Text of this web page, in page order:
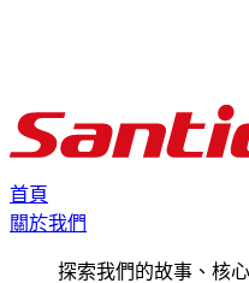
首頁
關於我們
探索我們的故事、核